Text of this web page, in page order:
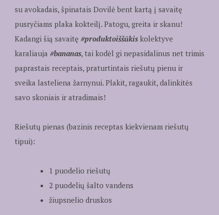
su avokadais, špinatais Dovilė bent kartą į savaitę
pusryčiams plaka kokteilį. Patogu, greita ir skanu!
Kadangi šią savaitę #produktoiššūkiskolektyve
karaliauja #bananas, tai kodėl gi nepasidalinus net trimis
paprastais receptais, praturtintais riešutų pienu ir
sveika lasteliena žarnynui. Plakit, ragaukit, dalinkitės
savo skoniais ir atradimais!
Riešutų pienas (bazinis receptas kiekvienam riešutų
tipui):
1 puodelio riešutų
2 puodelių šalto vandens
žiupsnelio druskos